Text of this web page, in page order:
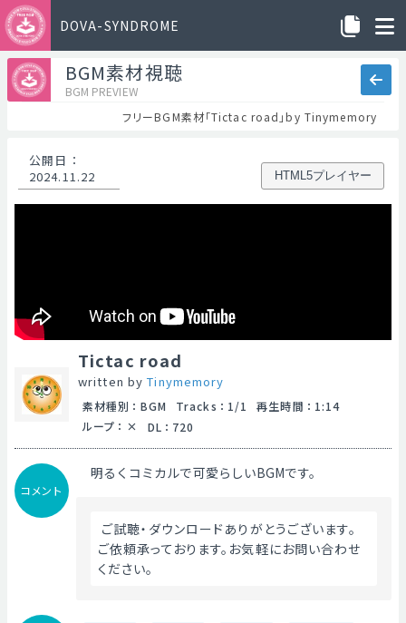
DOVA-SYNDROME
BGM素材視聴
BGM PREVIEW
フリーBGM素材「Tictac road」by Tinymemory
公開日 ：
2024.11.22
HTML5プレイヤー
Tictac road
written byTinymemory
素材種別 ： BGM Tracks ： 1/1 再生時間 ： 1:14
ループ ： DL ： 720
コメント
明るくコミカルで可愛らしいBGMです。
ご試聴・ダウンロードありがとうございます。
ご依頼承っております。お気軽にお問い合わせ
ください。